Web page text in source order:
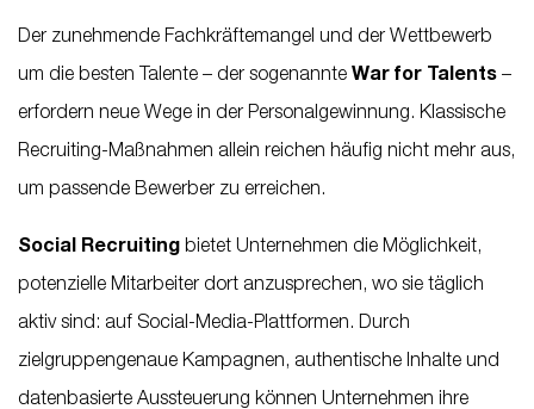
Der zunehmende Fachkräftemangel und der Wettbewerb
um die besten Talente – der sogenannte War for Talents –
erfordern neue Wege in der Personalgewinnung. Klassische
Recruiting-Maßnahmen allein reichen häufig nicht mehr aus,
um passende Bewerber zu erreichen.
Social Recruiting bietet Unternehmen die Möglichkeit,
potenzielle Mitarbeiter dort anzusprechen, wo sie täglich
aktiv sind: auf Social-Media-Plattformen. Durch
zielgruppengenaue Kampagnen, authentische Inhalte und
datenbasierte Aussteuerung können Unternehmen ihre